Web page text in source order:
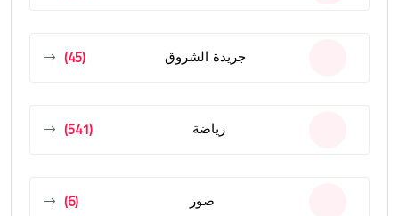
جريدة الشروق (45)
رياضة (541)
صور (6)